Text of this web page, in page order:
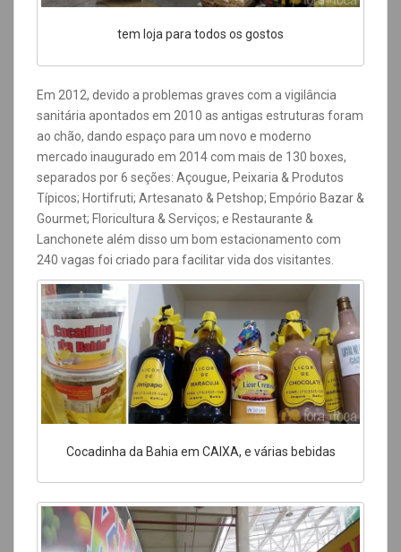
tem loja para todos os gostos
Em 2012, devido a problemas graves com a vigilância
sanitária apontados em 2010 as antigas estruturas foram
ao chão, dando espaço para um novo e moderno
mercado inaugurado em 2014 com mais de 130 boxes,
separados por 6 seções: Açougue, Peixaria & Produtos
Típicos; Hortifruti; Artesanato & Petshop; Empório Bazar &
Gourmet; Floricultura & Serviços; e Restaurante &
Lanchonete além disso um bom estacionamento com
240 vagas foi criado para facilitar vida dos visitantes.
Cocadinha da Bahia em CAIXA, e várias bebidas